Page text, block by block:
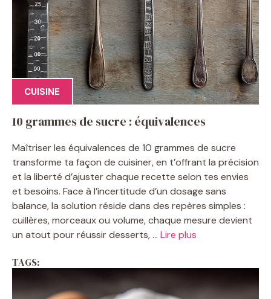
CUISINE
10 grammes de sucre : équivalences
Maîtriser les équivalences de 10 grammes de sucre
transforme ta façon de cuisiner, en t’offrant la précision
et la liberté d’ajuster chaque recette selon tes envies
et besoins. Face à l’incertitude d’un dosage sans
balance, la solution réside dans des repères simples :
cuillères, morceaux ou volume, chaque mesure devient
un atout pour réussir desserts, ... Lire plus
TAGS: